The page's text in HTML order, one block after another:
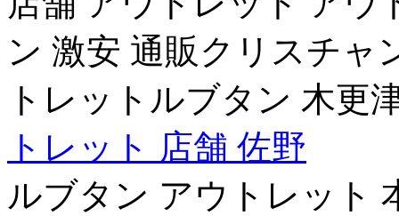
ン 激安 通販クリスチャ
トレットルブタン 木更
トレット 店舗 佐野
ルブタン アウトレット